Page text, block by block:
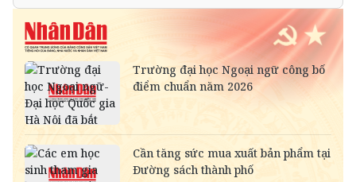
DKK
- 3,966.64
4,118.33
THB
809.42
SEK
2,702.79
2,817.41
SAR
6,945.42
RUB
NOK
- 2,697.17
2,811.55
MYR
6,347.10
6,485.21